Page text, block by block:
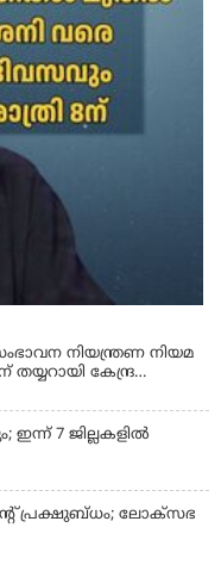
സംഭാവന നിയന്ത്രണ നിയമ
തയ്യറായി കേന്ദ്ര
ഇന്ന് 7 ജില്ലകളിൽ
പ്രക്ഷുബ്ധം; ലോക്സഭ